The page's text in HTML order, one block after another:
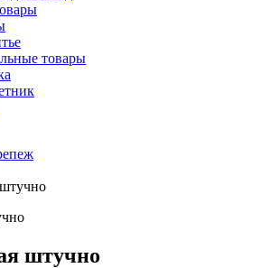
товары
штучно